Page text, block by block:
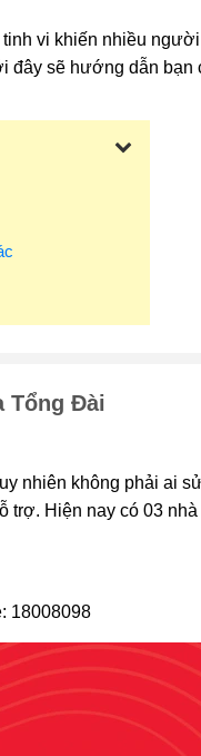
vi khiến nhiều
sẽ hướng dẫn bạn
Tổng Đài
nhiên không phải ai
trợ. Hiện nay có 03
18008098